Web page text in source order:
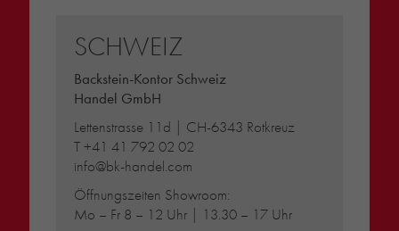
SCHWEIZ
Backstein-Kontor Schweiz
Handel GmbH
Lettenstrasse 11d | CH-6343 Rotkreuz
T+41 41 792 02 02
info@bk-handel.com
Öffnungszeiten Showroom:
Mo – Fr 8 – 12 Uhr | 13.30 – 17 Uhr